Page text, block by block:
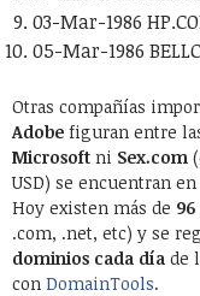
03-Mar-1986
05-Mar-1986
Otras compañías
Adobe figuran entre
Microsoft ni Sex.com
USD) se encuentran
Hoy existen más de
.com, .net, etc) y se
dominios cada día de
con DomainTools.